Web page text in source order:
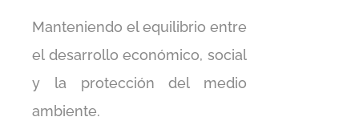
Manteniendo el equilibrio entre
el desarrollo económico, social
y la protección del medio
ambiente.